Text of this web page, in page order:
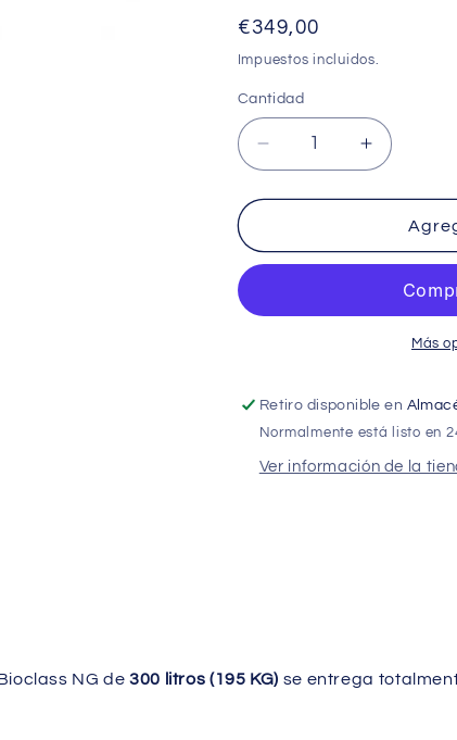
Precio
habitual
€349,00
Impuestos incluidos.
Cantidad
Cantidad
Reducir
cantidad
para
contenedor
de
Aumentar
cantidad
para
Depósito
pellets
de
Más
Retiro disponible en
Normalmente está listo en
Ver información de la
NG de300 litros (195 KG) se entrega